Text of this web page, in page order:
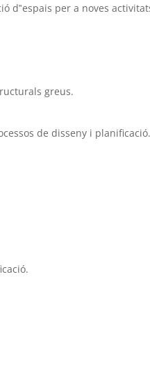
d‟espais per a noves
greus.
de disseny i planificació.